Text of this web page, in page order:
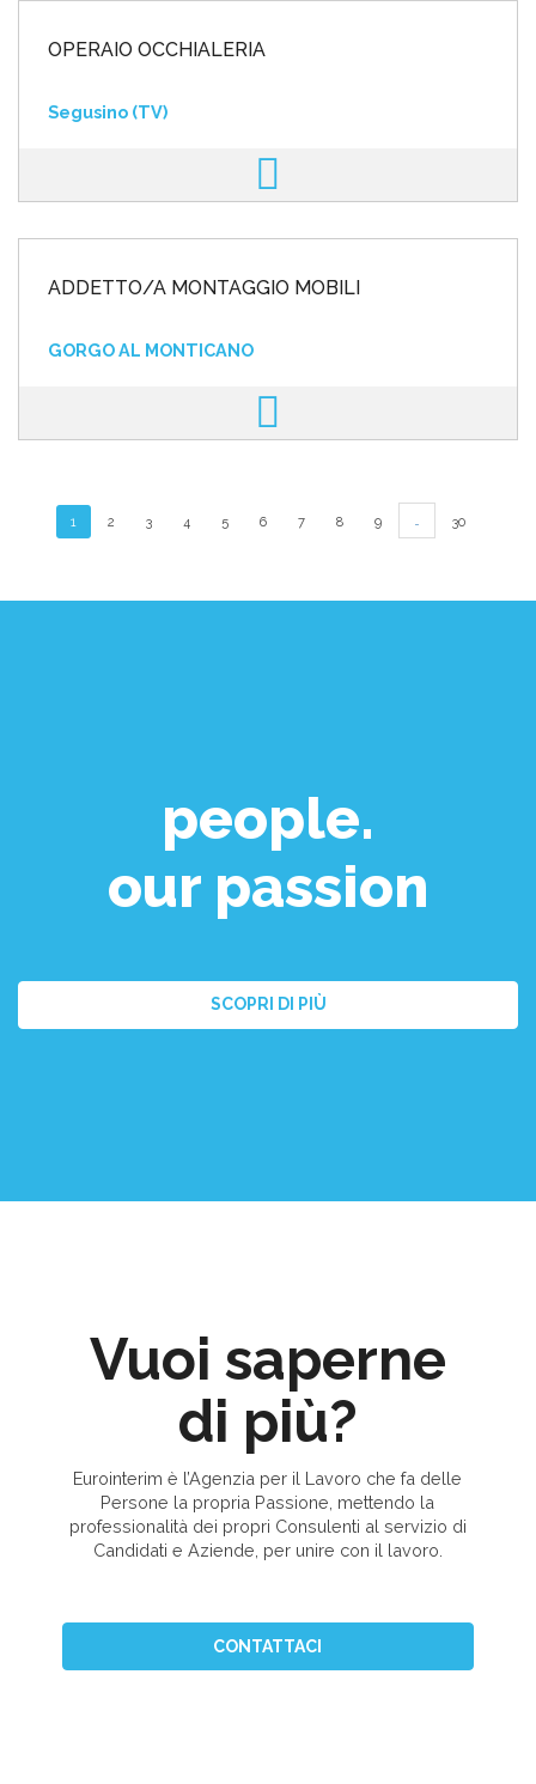
OPERAIO OCCHIALERIA
Segusino (TV)
ADDETTO/A MONTAGGIO MOBILI
GORGO AL MONTICANO
1 2 3 4 5 6 7 8 9 30
people.
our passion
SCOPRI DI PIÙ
Vuoi saperne
di più?
Eurointerim è l’Agenzia per il Lavoro che fa delle
Persone la propria Passione, mettendo la
professionalità dei propri Consulenti al servizio di
Candidati e Aziende, per unire con il lavoro.
CONTATTACI